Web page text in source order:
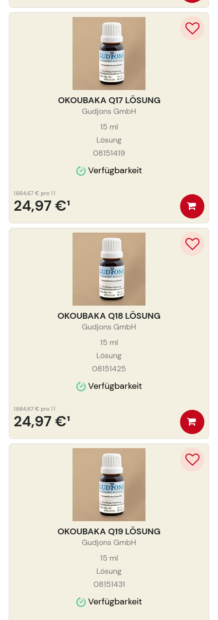
OKOUBAKA Q17 LÖSUNG
Gudjons GmbH
15 ml
Lösung
08151419
Verfügbarkeit
24,97 €¹
1.664,67 € pro 1 l
OKOUBAKA Q18 LÖSUNG
Gudjons GmbH
15 ml
Lösung
08151425
Verfügbarkeit
24,97 €¹
1.664,67 € pro 1 l
OKOUBAKA Q19 LÖSUNG
Gudjons GmbH
15 ml
Lösung
08151431
Verfügbarkeit